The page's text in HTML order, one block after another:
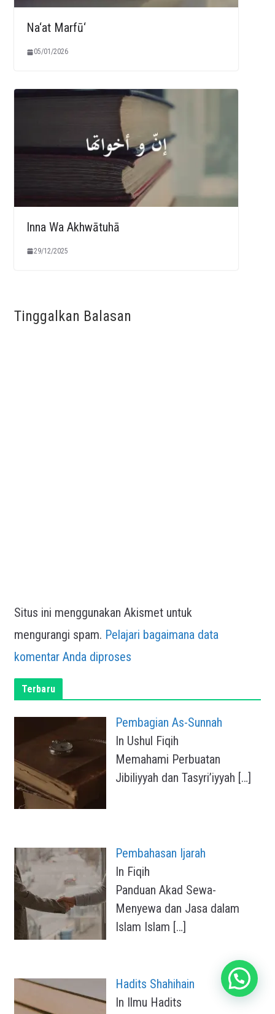
Na‘at Marfū‘
05/01/2026
Inna Wa Akhwātuhā
29/12/2025
Tinggalkan Balasan
Situs ini menggunakan Akismet untuk
mengurangi spam. Pelajari bagaimana data
komentar Anda diproses
Terbaru
Pembagian As-Sunnah
In Ushul Fiqih
Memahami Perbuatan
Jibiliyyah dan Tasyri’iyyah […]
Pembahasan Ijarah
In Fiqih
Panduan Akad Sewa-
Menyewa dan Jasa dalam
Islam Islam […]
Hadits Shahihain
In Ilmu Hadits